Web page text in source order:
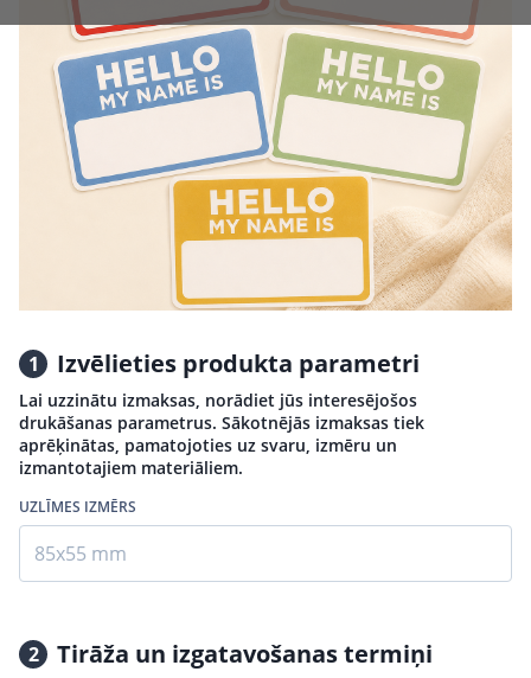
1 Izvēlieties produkta parametri
Lai uzzinātu izmaksas, norādiet jūs interesējošos
drukāšanas parametrus. Sākotnējās izmaksas tiek
aprēķinātas, pamatojoties uz svaru, izmēru un
izmantotajiem materiāliem.
UZLĪMES IZMĒRS
85x55 mm
2 Tirāža un izgatavošanas termiņi